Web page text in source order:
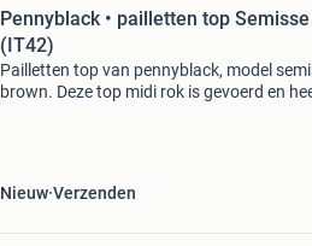
Pennyblack • pailletten top Semisse
(IT42)
Pailletten top van pennyblack, model
brown. Deze top midi rok is gevoerd en
Nieuw Verzenden